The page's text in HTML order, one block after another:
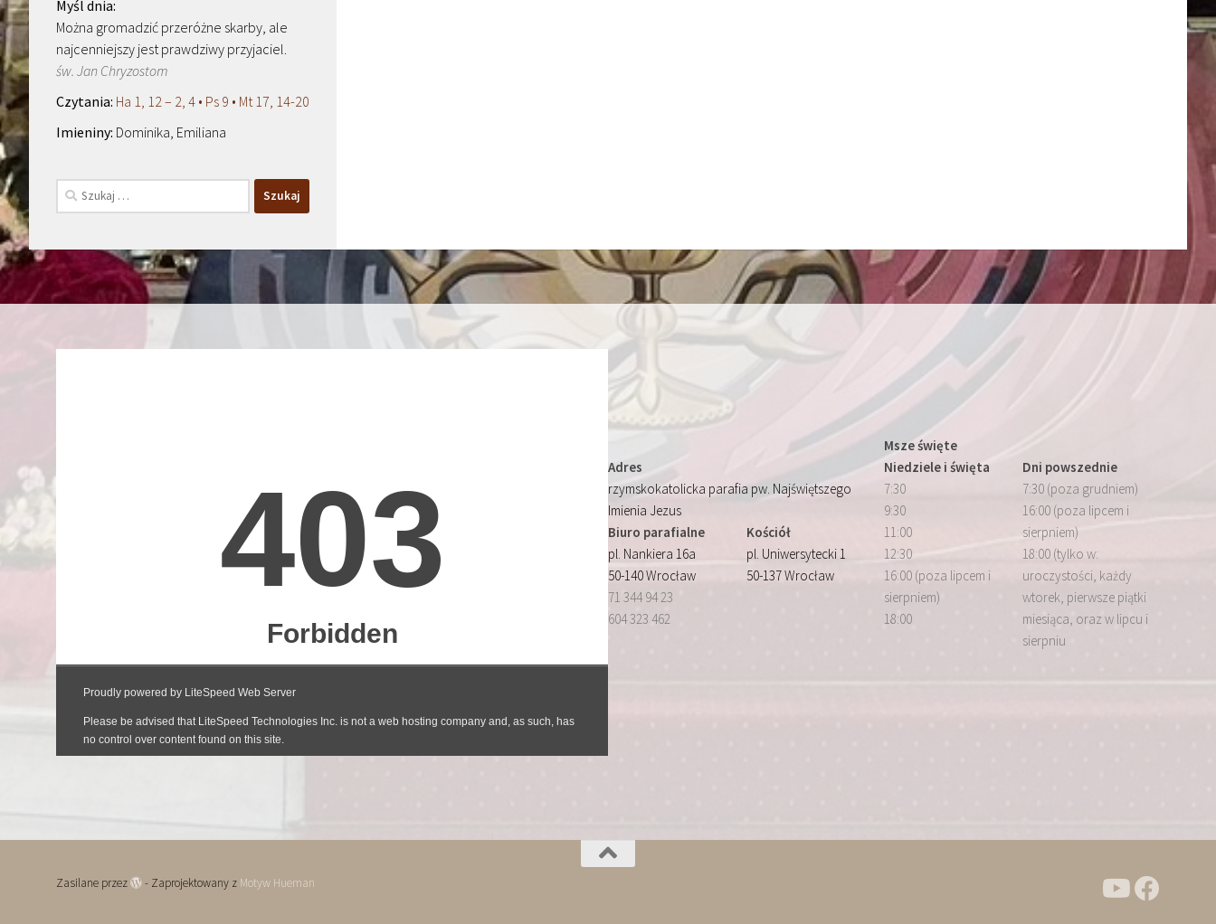
Można gromadzić przeróżne skarby, ale
najcenniejszy jest prawdziwy przyjaciel.
św. Jan Chryzostom
Ha 1, 12 – 2, 4 • Ps 9 • Mt 17, 14-20
Dominika, Emiliana
Szukaj:
Adres
rzymskokatolicka parafia pw. Najświętszego
Imienia Jezus
Biuro parafialne
pl. Nankiera 16a
50-140 Wrocław
71 344 94 23
604 323 462
Kościół
pl. Uniwersytecki 1
50-137 Wrocław
Msze święte
Niedziele i święta
7:30
9:30
11:00
12:30
16:00 (poza lipcem i
sierpniem)
18:00
Dni powszednie
7:30 (poza grudniem)
16:00 (poza lipcem i
sierpniem)
18:00 (tylko w:
uroczystości, każdy
wtorek, pierwsze piątki
miesiąca, oraz w lipcu i
sierpniu
Zasilane przez - Zaprojektowany z Motyw Hueman